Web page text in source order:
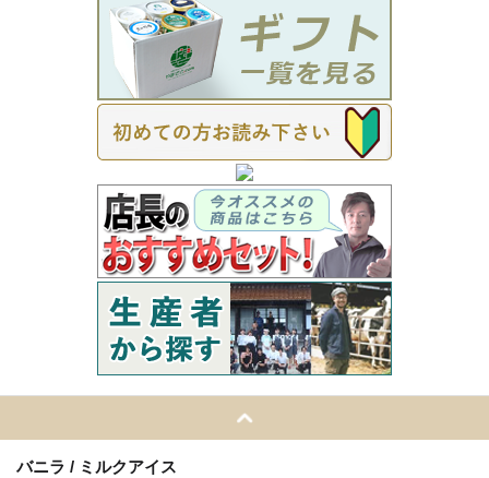
バニラ / ミルクアイス